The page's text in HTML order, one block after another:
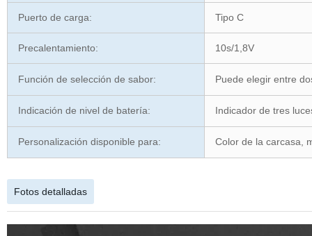
Puerto de carga: Tipo C
Precalentamiento: 10s/1,8V
Función de selección de sabor: Puede elegir entre
Indicación de nivel de batería: Indicador de tres
Personalización disponible para: Color de la carcasa,
Fotos detalladas